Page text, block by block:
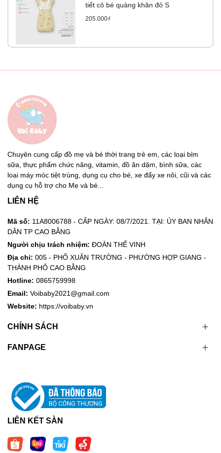
tiết cô bé quàng khăn đỏ S
205.000₫
Chuyên cung cấp đồ mẹ và bé thời trang trẻ em, các loại bỉm
sữa, thực phẩm chức năng, vitamin, đồ ăn dặm, bình sữa, các
loại máy móc tiệt trùng, dụng cụ cho bé, xe đẩy xe nôi, cũi và các
dụng cụ hỗ trợ cho Mẹ và bé...
LIÊN HỆ
Mã số: 11A8006788 - CẤP NGÀY: 08/7/2021. TẠI: ỦY BAN NHÂN
DÂN TP CAO BẰNG
Người chịu trách nhiệm: ĐOÀN THẾ VINH
Địa chỉ: 005 - PHỐ XUÂN TRƯỜNG - PHƯỜNG HỢP GIANG -
THÀNH PHỐ CAO BẰNG
Hotline: 0865759998
Email: Voibaby2021@gmail.com
Website: https://voibaby.vn
CHÍNH SÁCH
FANPAGE
LIÊN KẾT SÀN